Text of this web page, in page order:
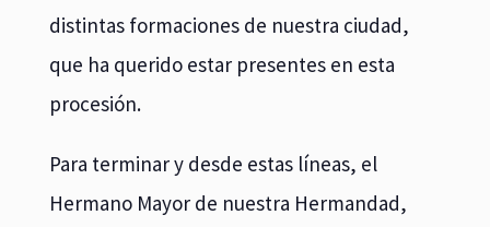
distintas formaciones de nuestra ciudad,
que ha querido estar presentes en esta
procesión.
Para terminar y desde estas líneas, el
Hermano Mayor de nuestra Hermandad,